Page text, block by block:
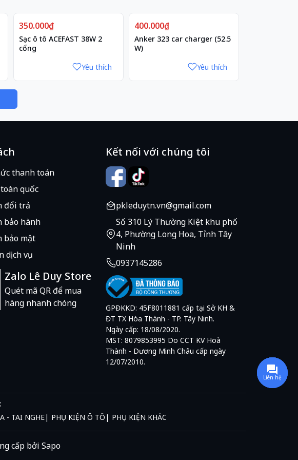
350.000₫
Sạc ô tô ACEFAST 38W 2
cổng
Yêu thích
400.000₫
Anker 323 car charger (52.5
W)
Yêu thích
thanh toán
quốc
đổi trả
bảo hành
bảo mật
vụ
Zalo Lê Duy Store
Quét mã QR để mua
hàng nhanh chóng
Kết nối với chúng tôi
pkleduytn.vn@gmail.com
Số 310 Lý Thường Kiệt khu phố
4, Phường Long Hoa, Tỉnh Tây
Ninh
0937145286
GPĐKKD: 45F8011881 cấp tại Sở KH &
ĐT TX Hòa Thành - TP. Tây Ninh.
Ngày cấp: 18/08/2020.
MST: 8079853995 Do CCT KV Hoà
Thành - Dương Minh Châu cấp ngày
12/07/2010.
- TAI NGHE PHỤ KIỆN Ô TÔ PHỤ KIỆN KHÁC
cấp bởi Sapo
Liên hệ